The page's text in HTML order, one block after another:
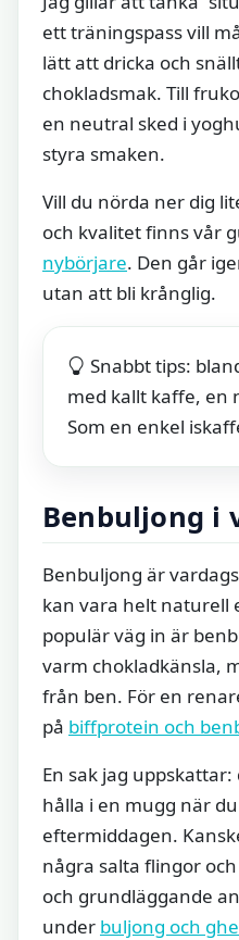
ett träningspass vill
lätt att dricka och
chokladsmak. Till
en neutral sked i
styra smaken.
Vill du nörda ner dig
och kvalitet finns vår
nybörjare. Den går
utan att bli krånglig.
Snabbt tips:
med kallt kaffe, en
Som en enkel
Benbuljong i
Benbuljong är
kan vara helt naturell
populär väg in är
varm chokladkänsla,
från ben. För en
på biffprotein och
En sak jag
hålla i en mugg när
eftermiddagen.
några salta flingor
och grundläggande
under buljong och